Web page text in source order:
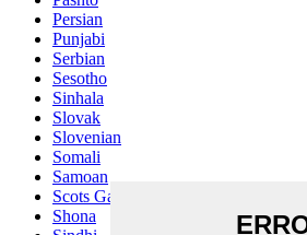
Persian
Punjabi
Serbian
Sesotho
Sinhala
Slovak
Slovenian
Somali
Samoan
Scots Gaelic
Shona